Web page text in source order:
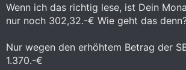
Wenn ich das richtig lese, ist Dein
nur noch 302,32.-€ Wie geht das
Nur wegen den erhöhtem Betrag der
1.370.-€